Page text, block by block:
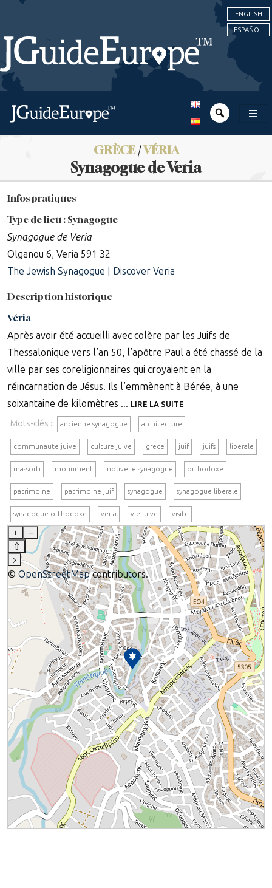
ENGLISH
ESPAÑOL
GRÈCE/VÉRIA
Synagogue de Veria
Infos pratiques
Type de lieu : Synagogue
Synagogue de Veria
Olganou 6, Veria 591 32
The Jewish Synagogue | Discover Veria
Description historique
Véria
Après avoir été accueilli avec colère par les Juifs de
Thessalonique vers l’an 50, l’apôtre Paul a été chassé de la
ville par ses coreligionnaires qui croyaient en la
réincarnation de Jésus. Ils l’emmènent à Bérée, à une
soixantaine de kilomètres ... LIRE LA SUITE
Mots-clés : ancienne synagogue architecture
communaute juive culture juive grece juif juifs liberale
massorti monument nouvelle synagogue orthodoxe
patrimoine patrimoine juif synagogue synagogue liberale
synagogue orthodoxe veria vie juive visite
+
–
⇧
›
© OpenStreetMapcontributors.